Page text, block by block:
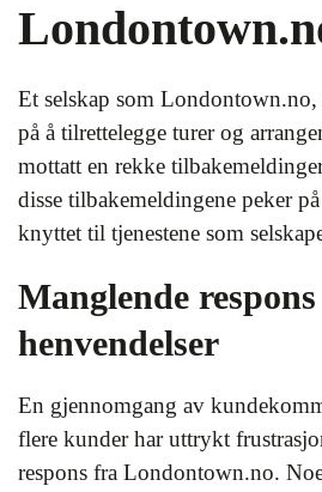
Et selskap som Londontown.no,
på å tilrettelegge turer og
mottatt en rekke
disse tilbakemeldingene peker
knyttet til tjenestene som
Manglende
henvendelser
En gjennomgang av
flere kunder har uttrykt
respons fra Londontown.no.